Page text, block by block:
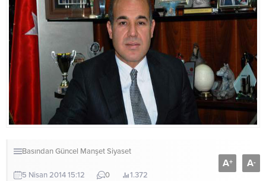
BasındanGüncel ManşetSiyaset
5 Nisan 2014 15:12 0 1.372
A+ A-